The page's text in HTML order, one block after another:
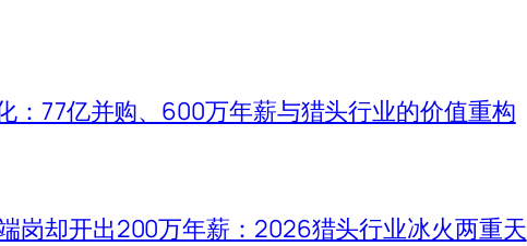
：77亿并购、600万年薪与猎头行业的价值重构
岗却开出200万年薪：2026猎头行业冰火两重天